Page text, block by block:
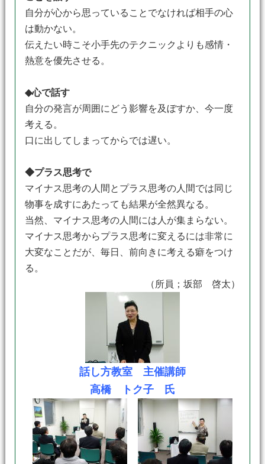
自分が心から思っていることでなければ相手の心
は動かない。
伝えたい時こそ小手先のテクニックよりも感情・
熱意を優先させる。
◆心で話す
自分の発言が周囲にどう影響を及ぼすか、今一度
考える。
口に出してしまってからでは遅い。
◆プラス思考で
マイナス思考の人間とプラス思考の人間では同じ
物事を成すにあたっても結果が全然異なる。
当然、マイナス思考の人間には人が集まらない。
マイナス思考からプラス思考に変えるには非常に
大変なことだが、毎日、前向きに考える癖をつけ
る。
（所員；坂部 啓太）
話し方教室 主催講師
高橋 トク子 氏